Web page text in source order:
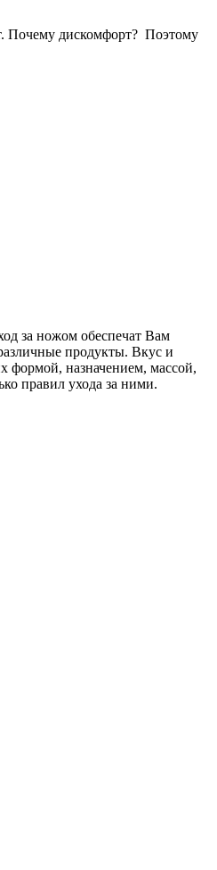
Почему дискомфорт? Поэтому
за ножом обеспечат Вам
продукты. Вкус и
формой, назначением, массой,
правил ухода за ними.